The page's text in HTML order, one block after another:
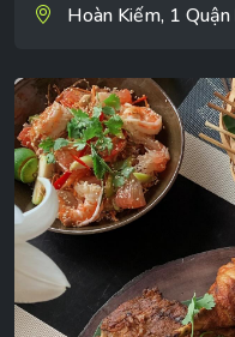
Hoàn Kiếm, 1 Quận